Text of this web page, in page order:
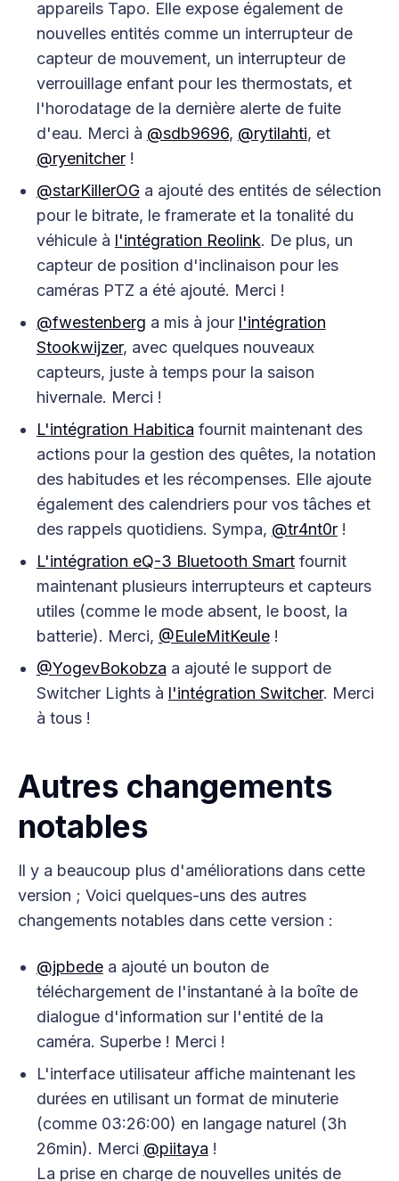
appareils Tapo. Elle expose également de
nouvelles entités comme un interrupteur de
capteur de mouvement, un interrupteur de
verrouillage enfant pour les thermostats, et
l'horodatage de la dernière alerte de fuite
d'eau. Merci à @sdb9696, @rytilahti, et
@ryenitcher!
@starKillerOG a ajouté des entités de sélection
pour le bitrate, le framerate et la tonalité du
véhicule à l'intégration Reolink. De plus, un
capteur de position d'inclinaison pour les
caméras PTZ a été ajouté. Merci !
@fwestenberg a mis à jour l'intégration
Stookwijzer, avec quelques nouveaux
capteurs, juste à temps pour la saison
hivernale. Merci !
L'intégration Habitica fournit maintenant des
actions pour la gestion des quêtes, la notation
des habitudes et les récompenses. Elle ajoute
également des calendriers pour vos tâches et
des rappels quotidiens. Sympa, @tr4nt0r!
L'intégration eQ-3 Bluetooth Smartfournit
maintenant plusieurs interrupteurs et capteurs
utiles (comme le mode absent, le boost, la
batterie). Merci, @EuleMitKeule!
@YogevBokobza a ajouté le support de
Switcher Lights à l'intégration Switcher. Merci
à tous !
Autres changements
notables
Il y a beaucoup plus d'améliorations dans cette
version ; Voici quelques-uns des autres
changements notables dans cette version :
@jpbedea ajouté un bouton de
téléchargement de l'instantané à la boîte de
dialogue d'information sur l'entité de la
caméra. Superbe ! Merci !
L'interface utilisateur affiche maintenant les
durées en utilisant un format de minuterie
(comme 03:26:00) en langage naturel (3h
26min). Merci @piitaya !
La prise en charge de nouvelles unités de